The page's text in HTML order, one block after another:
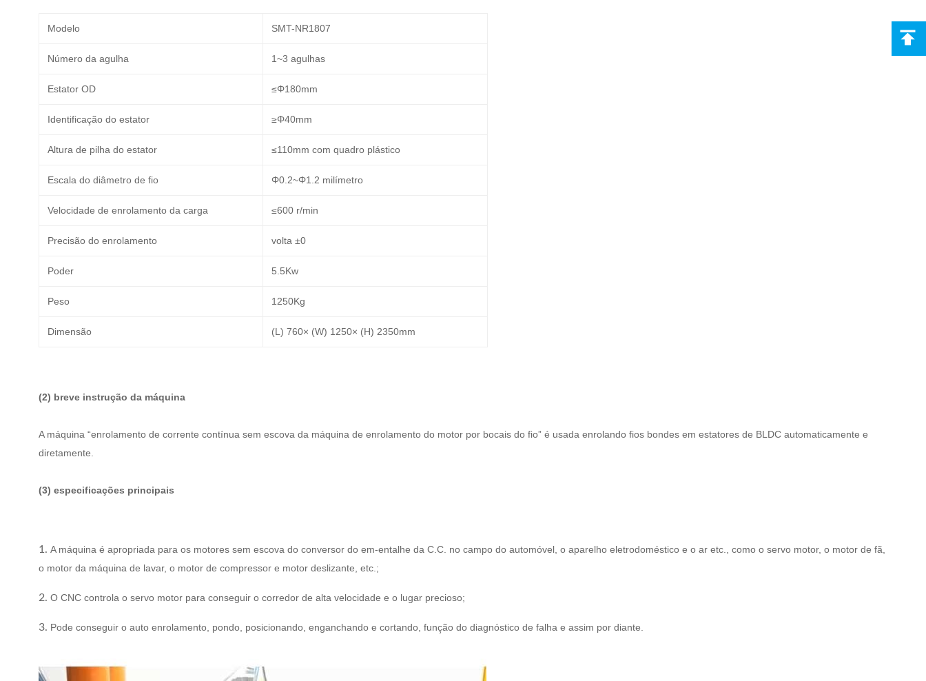
Modelo SMT-NR1807
Número da agulha 1~3 agulhas
Estator OD ≤Φ180mm
Identificação do estator ≥Φ40mm
Altura de pilha do estator ≤110mm com quadro plástico
Escala do diâmetro de fio Φ0.2~Φ1.2 milímetro
Velocidade de enrolamento da carga ≤600 r/min
Precisão do enrolamento volta ±0
Poder 5.5Kw
Peso 1250Kg
Dimensão (L) 760× (W) 1250× (H) 2350mm
(2) breve instrução da máquina
A máquina “enrolamento de corrente contínua sem escova da máquina de enrolamento do motor por bocais do fio” é usada enrolando fios bondes em estatores de BLDC automaticamente e
diretamente.
(3) especificações principais
1. A máquina é apropriada para os motores sem escova do conversor do em-entalhe da C.C. no campo do automóvel, o aparelho eletrodoméstico e o ar etc., como o servo motor, o motor de fã,
o motor da máquina de lavar, o motor de compressor e motor deslizante, etc.;
2. O CNC controla o servo motor para conseguir o corredor de alta velocidade e o lugar precioso;
3. Pode conseguir o auto enrolamento, pondo, posicionando, enganchando e cortando, função do diagnóstico de falha e assim por diante.